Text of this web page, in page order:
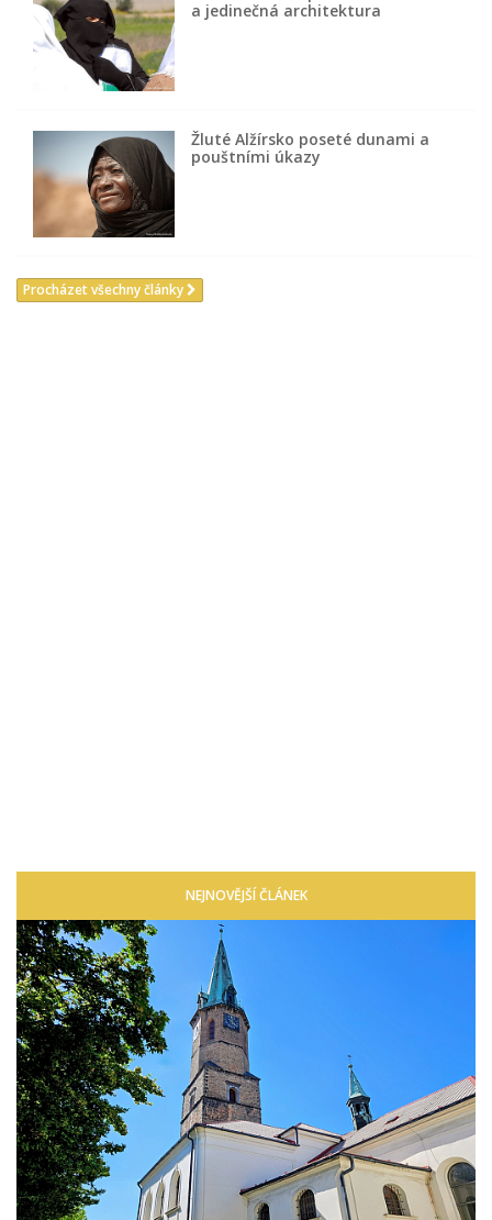
a jedinečná architektura
Žluté Alžírsko poseté dunami a
pouštními úkazy
Procházet všechny články
NEJNOVĚJŠÍ ČLÁNEK